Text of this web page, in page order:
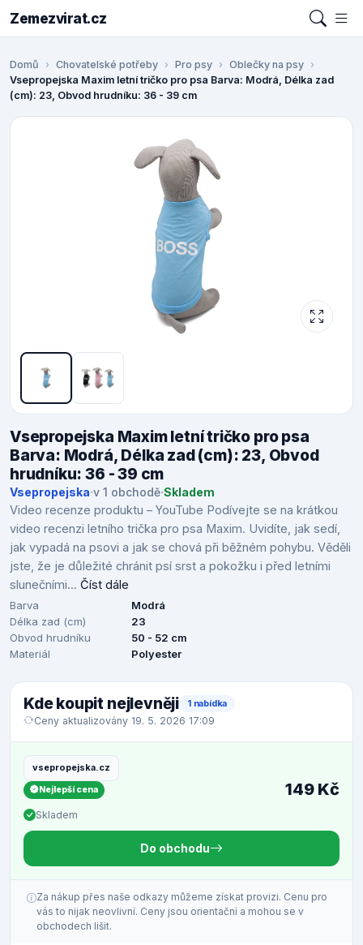
Zemezvirat.cz
Domů Chovatelské potřeby Pro psy
Oblečky na psy
Vsepropejska Maxim letní tričko pro psa Barva: Modrá, Délka zad
(cm): 23, Obvod hrudníku: 36 - 39 cm
Vsepropejska Maxim letní tričko pro psa
Barva: Modrá, Délka zad (cm): 23, Obvod
hrudníku: 36 - 39 cm
Vsepropejska·v 1 obchodě·Skladem
Video recenze produktu – YouTube Podívejte se na krátkou
video recenzi letního trička pro psa Maxim. Uvidíte, jak sedí,
jak vypadá na psovi a jak se chová při běžném pohybu. Věděli
jste, že je důležité chránit psí srst a pokožku i před letními
slunečními... Číst dále
Barva
Modrá
Délka zad (cm)
23
Obvod hrudníku
50 - 52 cm
Materiál
Polyester
Kde koupit nejlevněji 1 nabídka
Ceny aktualizovány 19. 5. 2026 17:09
vsepropejska.cz
Nejlepší cena
Skladem
149 Kč
Do obchodu
Za nákup přes naše odkazy můžeme získat provizi. Cenu pro
vás to nijak neovlivní. Ceny jsou orientační a mohou se v
obchodech lišit.